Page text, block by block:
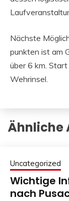
Nächste
punkten ist am
über 6 km.
Wehrinsel.
Ähnliche
Uncategorized
Wichtige
nach